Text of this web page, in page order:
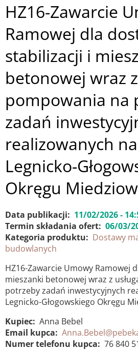
HZ16-Zawarcie
Ramowej dla
stabilizacji i
betonowej wraz
pompowania na
zadań
realizowanych
Legnicko-
Okręgu
Data publikacji
11/02/2026 -
Termin składania ofert 06/03/
Kategoria produktu
Dostawy
budowlanych
HZ16-Zawarcie Umowy Ramowej
mieszanki betonowej wraz z
potrzeby zadań inwestycyjnych
Legnicko-Głogowskiego Okręgu
Kupiec Anna Bebel
Email kupca
Numer telefonu kupca
76 840